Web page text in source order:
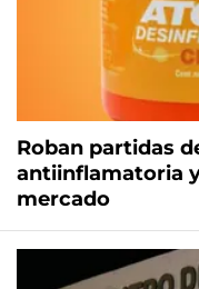
Roban partidas
antiinflamatoria
mercado